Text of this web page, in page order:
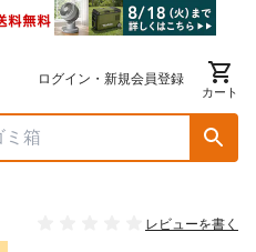
ログイン・新規会員登録
カート
レビューを書く